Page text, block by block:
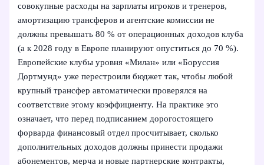
совокупные расходы на зарплаты игроков и тренеров,
амортизацию трансферов и агентские комиссии не
должны превышать 80 % от операционных доходов клуба
(а к 2028 году в Европе планируют опуститься до 70 %).
Европейские клубы уровня «Милан» или «Боруссия
Дортмунд» уже перестроили бюджет так, чтобы любой
крупный трансфер автоматически проверялся на
соответствие этому коэффициенту. На практике это
означает, что перед подписанием дорогостоящего
форварда финансовый отдел просчитывает, сколько
дополнительных доходов должны принести продажи
абонементов, мерча и новые партнерские контракты,